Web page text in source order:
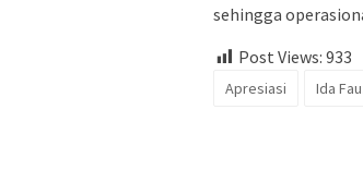
sehingga
Post Views: 933
Apresiasi Ida